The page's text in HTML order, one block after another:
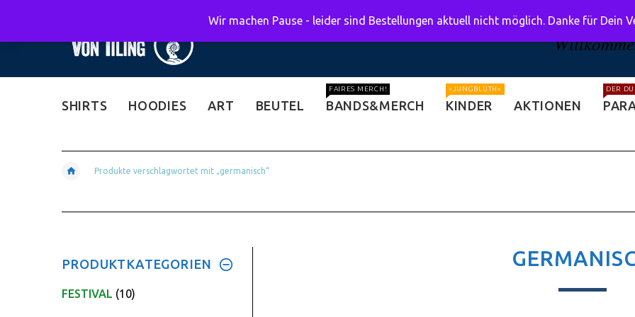
SHIRTS HOODIES ART BEUTEL BANDS&MERCH
FAIRES MERCH!
KINDER
»JUNGBLUTH«
AKTIONEN
DER
Produkte verschlagwortet mit „germanisch“
PRODUKTKATEGORIEN
FESTIVAL (10)
Wir machen Pause - leider sind Bestellungen aktuell nicht möglich. Danke für Dein